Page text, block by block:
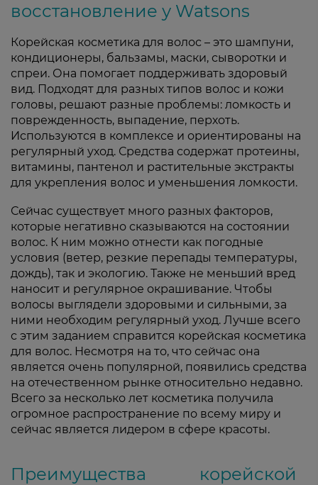
восстановление у Watsons
Корейская косметика для волос – это шампуни,
кондиционеры, бальзамы, маски, сыворотки и
спреи. Она помогает поддерживать здоровый
вид. Подходят для разных типов волос и кожи
головы, решают разные проблемы: ломкость и
поврежденность, выпадение, перхоть.
Используются в комплексе и ориентированы на
регулярный уход. Средства содержат протеины,
витамины, пантенол и растительные экстракты
для укрепления волос и уменьшения ломкости.
Сейчас существует много разных факторов,
которые негативно сказываются на состоянии
волос. К ним можно отнести как погодные
условия (ветер, резкие перепады температуры,
дождь), так и экологию. Также не меньший вред
наносит и регулярное окрашивание. Чтобы
волосы выглядели здоровыми и сильными, за
ними необходим регулярный уход. Лучше всего
с этим заданием справится корейская косметика
для волос. Несмотря на то, что сейчас она
является очень популярной, появились средства
на отечественном рынке относительно недавно.
Всего за несколько лет косметика получила
огромное распространение по всему миру и
сейчас является лидером в сфере красоты.
Преимущества корейской